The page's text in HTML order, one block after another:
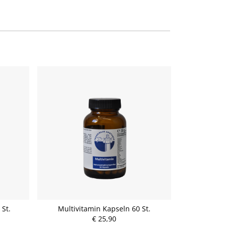
Multivitamin Kapseln 60 St.
€ 25,90